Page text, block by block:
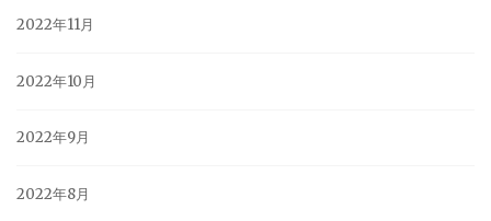
2022年11月
2022年10月
2022年9月
2022年8月